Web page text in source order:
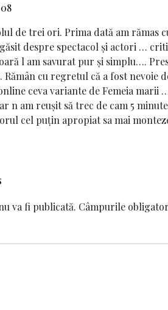
de trei ori. Prima dată am rămas
despre spectacol și actori …
l am savurat pur și simplu….
Rămân cu regretul că a fost
ceva variante de Femeia
n am reușit să trec de cam 5
cel puțin apropiat sa mai
va fi publicată. Câmpurile